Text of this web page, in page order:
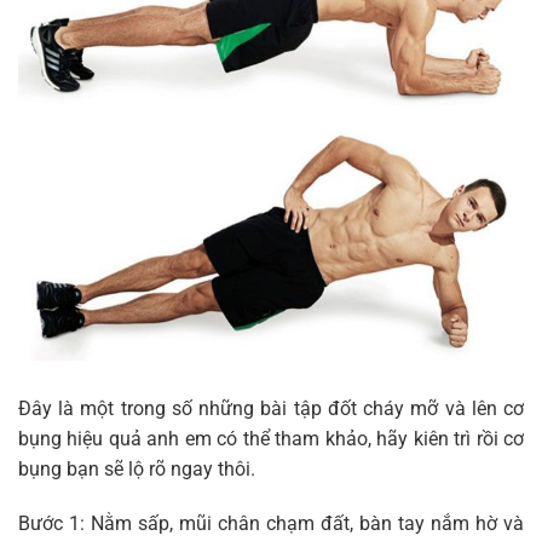
Đây là một trong số những bài tập đốt cháy mỡ và lên cơ
bụng hiệu quả anh em có thể tham khảo, hãy kiên trì rồi cơ
bụng bạn sẽ lộ rõ ngay thôi.
Bước 1: Nằm sấp, mũi chân chạm đất, bàn tay nắm hờ và